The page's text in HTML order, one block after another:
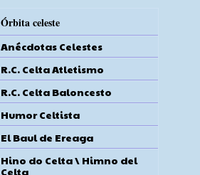
Órbita celeste
Anécdotas Celestes
R.C. Celta Atletismo
R.C. Celta Baloncesto
Humor Celtista
El Baul de Ereaga
Hino do Celta \ Himno del
Celta